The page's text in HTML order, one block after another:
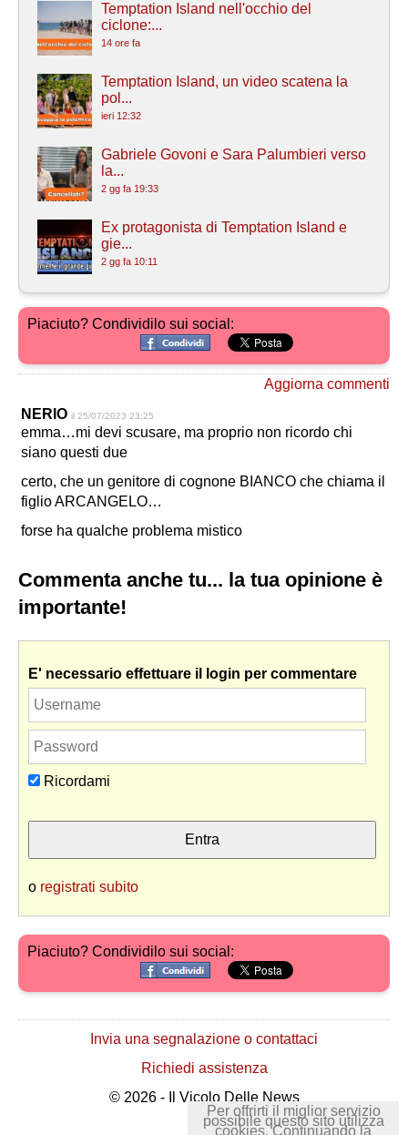
Temptation Island nell'occhio del
ciclone:...
14 ore fa
Temptation Island, un video scatena la
pol...
ieri 12:32
Gabriele Govoni e Sara Palumbieri verso
la...
2 gg fa 19:33
Ex protagonista di Temptation Island e
gie...
2 gg fa 10:11
Piaciuto? Condividilo sui social:
Aggiorna commenti
NERIO il 25/07/2023 23:25
emma…mi devi scusare, ma proprio non ricordo chi
siano questi due
certo, che un genitore di cognone BIANCO che chiama il
figlio ARCANGELO…
forse ha qualche problema mistico
Commenta anche tu... la tua opinione è
importante!
E' necessario effettuare il login per commentare
Ricordami
o registrati subito
Piaciuto? Condividilo sui social:
Invia una segnalazione o contattaci
Richiedi assistenza
© 2026 - Il Vicolo Delle News
Per offrirti il miglior servizio
possibile questo sito utilizza
cookies. Continuando la